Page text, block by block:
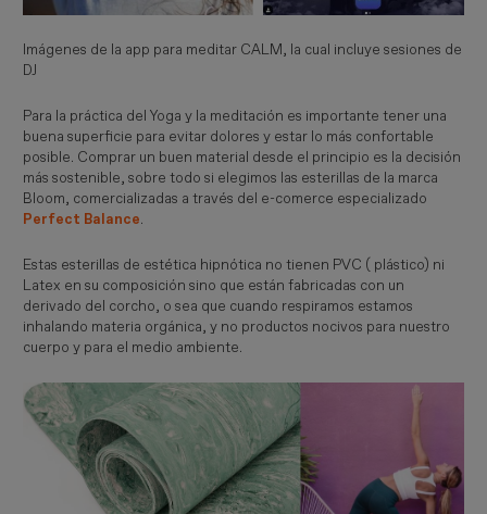
Imágenes de la app para meditar CALM, la cual incluye sesiones de
DJ
Para la práctica del Yoga y la meditación es importante tener una
buena superficie para evitar dolores y estar lo más confortable
posible. Comprar un buen material desde el principio es la decisión
más sostenible, sobre todo si elegimos las esterillas de la marca
Bloom, comercializadas a través del e-comerce especializado
Perfect Balance.
Estas esterillas de estética hipnótica no tienen PVC ( plástico) ni
Latex en su composición sino que están fabricadas con un
derivado del corcho, o sea que cuando respiramos estamos
inhalando materia orgánica, y no productos nocivos para nuestro
cuerpo y para el medio ambiente.